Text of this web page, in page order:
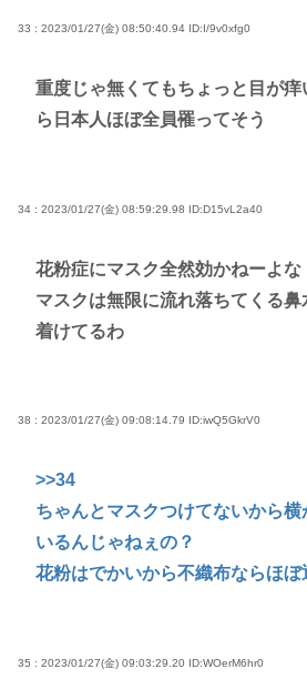
33 : 2023/01/27(金) 08:50:40.94 ID:I/9v0xfg0
重度じゃ無くてもちょっと目が
ら日本人ほぼ全員罹ってそう
34 : 2023/01/27(金) 08:59:29.98 ID:D15vL2a40
花粉症にマスク全然効かねーよな
マスクは無限に流れ落ちてくる
着けてるわ
38 : 2023/01/27(金) 09:08:14.79 ID:iwQ5GkrV0
>>34
ちゃんとマスクつけてないから
いるんじゃねぇの？
花粉はでかいから不織布ならほぼ
35 : 2023/01/27(金) 09:03:29.20 ID:WOerM6hr0